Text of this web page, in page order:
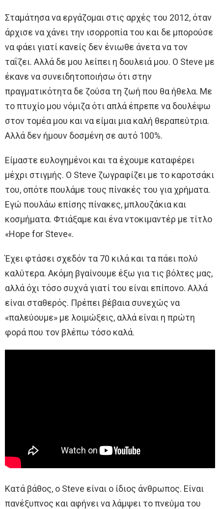
Σταμάτησα να εργάζομαι στις αρχές του 2012, όταν
άρχισε να χάνει την ισορροπία του και δε μπορούσε
να φάει γιατί κανείς δεν ένιωθε άνετα να τον
ταΐζει. Αλλά δε μου λείπει η δουλειά μου. Ο Steve με
έκανε να συνειδητοποιήσω ότι στην
πραγματικότητα δε ζούσα τη ζωή που θα ήθελα. Με
το πτυχίο μου νόμιζα ότι απλά έπρεπε να δουλέψω
στον τομέα μου και να είμαι μια καλή θεραπεύτρια.
Αλλά δεν ήμουν δοσμένη σε αυτό 100%.
Είμαστε ευλογημένοι και τα έχουμε καταφέρει
μέχρι στιγμής. Ο Steve ζωγραφίζει με το καροτσάκι
του, οπότε πουλάμε τους πίνακές του για χρήματα.
Εγώ πουλάω επίσης πίνακες, μπλουζάκια και
κοσμήματα. Φτιάξαμε και ένα ντοκιμαντέρ με τίτλο
«Hope for Steve«.
Έχει φτάσει σχεδόν τα 70 κιλά και τα πάει πολύ
καλύτερα. Ακόμη βγαίνουμε έξω για τις βόλτες μας,
αλλά όχι τόσο συχνά γιατί του είναι επίπονο. Αλλά
είναι σταθερός. Πρέπει βέβαια συνεχώς να
«παλεύουμε» με λοιμώξεις, αλλά είναι η πρώτη
φορά που τον βλέπω τόσο καλά.
Κατά βάθος, ο Steve είναι ο ίδιος άνθρωπος. Είναι
πανέξυπνος και αφήνει να λάμψει το πνεύμα του